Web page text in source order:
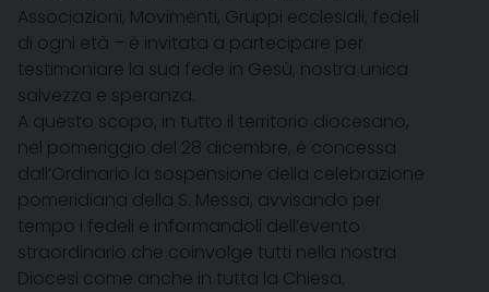
Associazioni, Movimenti, Gruppi ecclesiali, fedeli
di ogni età – è invitata a partecipare per
testimoniare la sua fede in Gesù, nostra unica
salvezza e speranza.
A questo scopo, in tutto il territorio diocesano,
nel pomeriggio del 28 dicembre, è concessa
dall’Ordinario la sospensione della celebrazione
pomeridiana della S. Messa, avvisando per
tempo i fedeli e informandoli dell’evento
straordinario che coinvolge tutti nella nostra
Diocesi come anche in tutta la Chiesa.